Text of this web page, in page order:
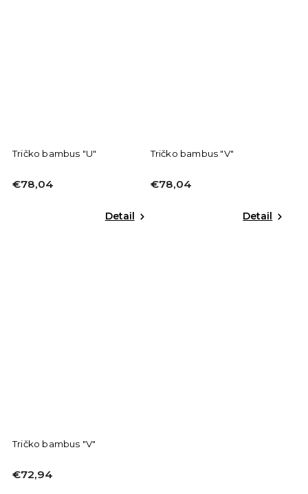
Tričko bambus "U"
€78,04
Detail
Tričko bambus "V"
€78,04
Detail
Tričko bambus "V"
€72,94